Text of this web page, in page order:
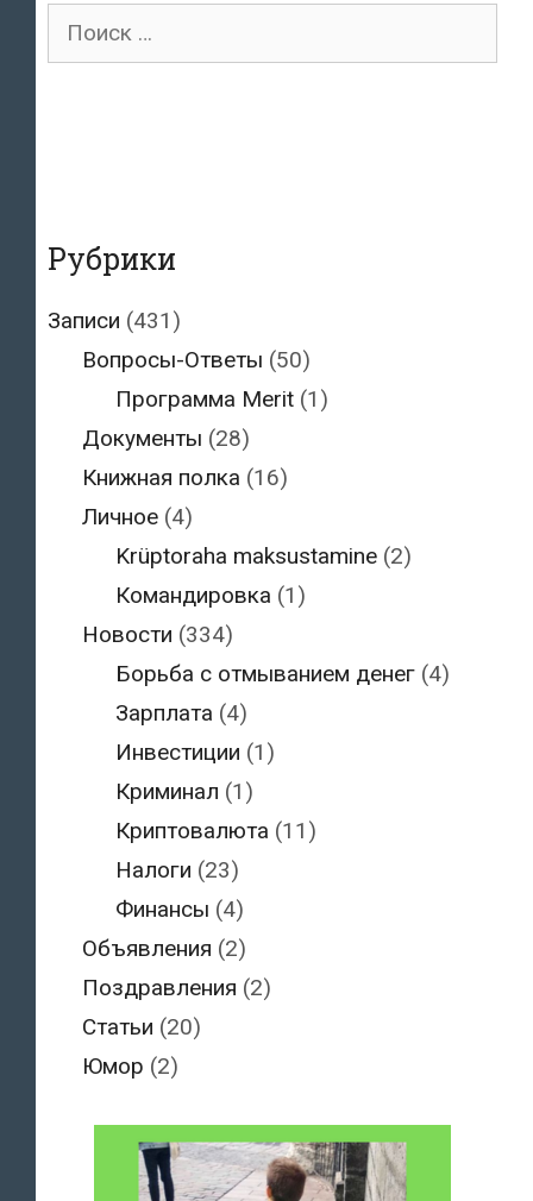
Поиск
Рубрики
Записи (431)
Вопросы-Ответы (50)
Программа Merit (1)
Документы (28)
Книжная полка (16)
Личное(4)
Krüptoraha maksustamine (2)
Командировка (1)
Новости (334)
Борьба с отмыванием денег (4)
Зарплата (4)
Инвестиции (1)
Криминал (1)
Криптовалюта (11)
Налоги (23)
Финансы (4)
Объявления (2)
Поздравления (2)
Статьи (20)
Юмор (2)